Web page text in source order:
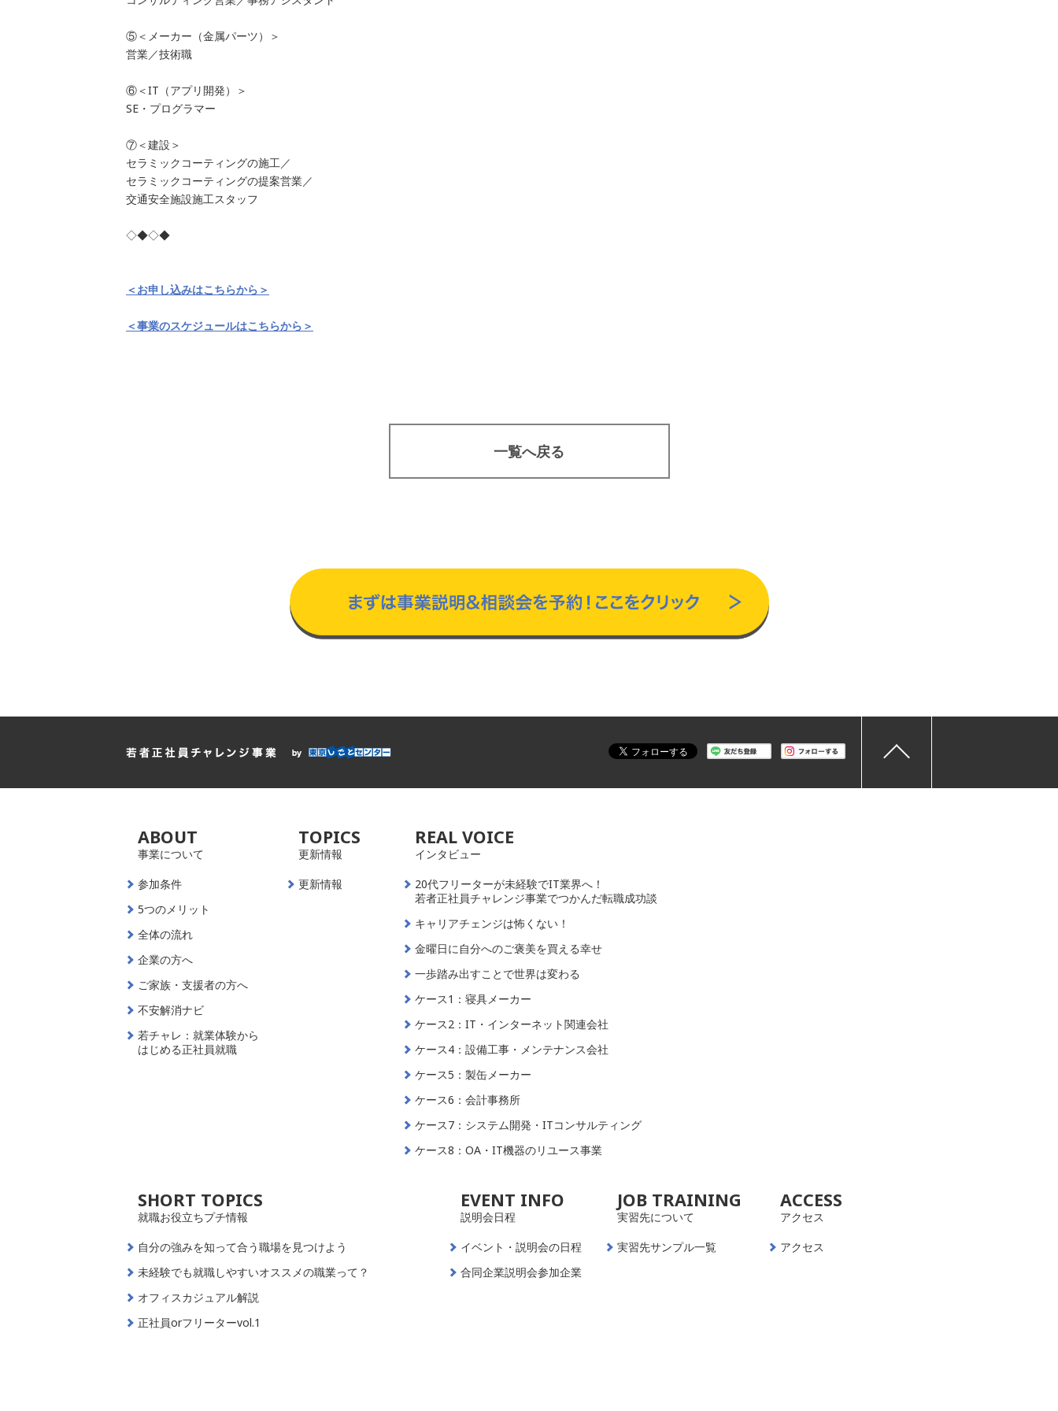
⑤＜メーカー（金属パーツ）＞
営業／技術職
⑥＜IT（アプリ開発）＞
SE・プログラマー
⑦＜建設＞
セラミックコーティングの施工／
セラミックコーティングの提案営業／
交通安全施設施工スタッフ
◇◆◇◆
＜お申し込みはこちらから＞
＜事業のスケジュールはこちらから＞
一覧へ戻る
ABOUT
事業について
参加条件
5つのメリット
全体の流れ
企業の方へ
ご家族・支援者の方へ
不安解消ナビ
若チャレ：就業体験から
はじめる正社員就職
TOPICS
更新情報
更新情報
REAL VOICE
インタビュー
20代フリーターが未経験でIT業界へ！
若者正社員チャレンジ事業でつかんだ転職成功談
キャリアチェンジは怖くない！
金曜日に自分へのご褒美を買える幸せ
一歩踏み出すことで世界は変わる
ケース1：寝具メーカー
ケース2：IT・インターネット関連会社
ケース4：設備工事・メンテナンス会社
ケース5：製缶メーカー
ケース6：会計事務所
ケース7：システム開発・ITコンサルティング
ケース8：OA・IT機器のリユース事業
SHORT TOPICS
就職お役立ちプチ情報
自分の強みを知って合う職場を見つけよう
未経験でも就職しやすいオススメの職業って？
オフィスカジュアル解説
正社員orフリーターvol.1
EVENT INFO
説明会日程
イベント・説明会の日程
合同企業説明会参加企業
JOB TRAINING
実習先について
実習先サンプル一覧
ACCESS
アクセス
アクセス